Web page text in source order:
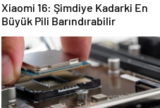
Xiaomi 16: Şimdiye Kadarki En
Büyük Pili Barındırabilir